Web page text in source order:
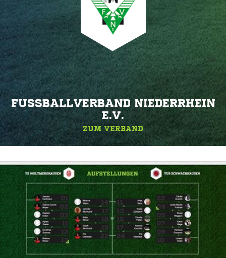
FUSSBALLVERBAND NIEDERRHEIN E
.V.
ZUM VERBAND